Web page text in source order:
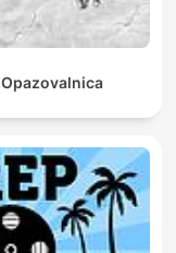
Opazovalnica